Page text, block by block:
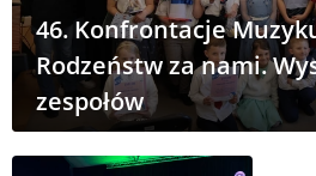
46. Konfrontacje
Rodzeństw za nami.
zespołów